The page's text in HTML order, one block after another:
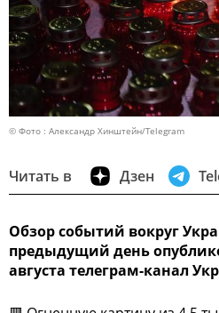
© Фото : Александр Хинштейн/Telegram
Читать в Дзен
Обзор событий вокруг
предыдущий день
августа телеграм-канал